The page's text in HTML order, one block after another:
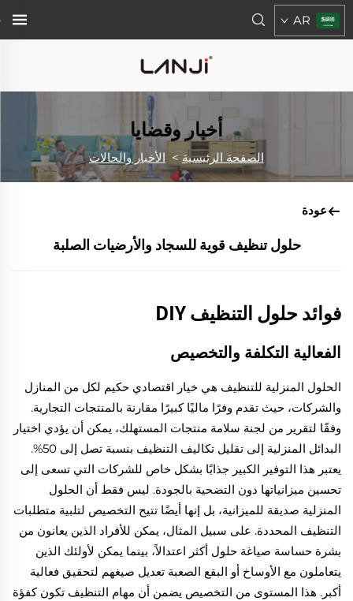
AR
أخبار وقضايا
الصفحة الرئيسية > الأخبار والحالات
عودة
حلول تنظيف قوية للسجاد والأرضيات الصلبة
فوائد حلول التنظيف DIY
الفعالية التكلفة والتخصيص
الحلول المنزلية للتنظيف هي خيار اقتصادي حكيم لكل من المنازل
والشركات، حيث تقدم وفرًا ماليًا كبيرًا مقارنة بالمنتجات التجارية.
وفقًا لتقرير من لجنة سلامة منتجات المستهلك، يمكن أن يؤدي اختيار
البدائل المنزلية إلى تقليل تكاليف التنظيف بنسبة تصل إلى 50%.
يعتبر هذا التوفير الكبير جذابًا بشكل خاص للشركات التي تسعى إلى
تحسين ميزانياتها دون التضحية بالجودة. ليس فقط أن الحلول
المنزلية صديقة للميزانية، بل إنها أيضًا تتيح التخصيص لتلبية متطلبات
التنظيف المحددة. على سبيل المثال، يمكن للأفراد الذين يعانون من
بشرة حساسة صياغة حلول أكثر اعتدالاً، بينما يمكن لأولئك الذين
يتعاملون مع الأوساخ أو البقع الصعبة تعديل صيغهم لتحقيق فعالية
أكبر. هذا المستوى من التخصيص يضمن أن مهام التنظيف تكون كفؤة